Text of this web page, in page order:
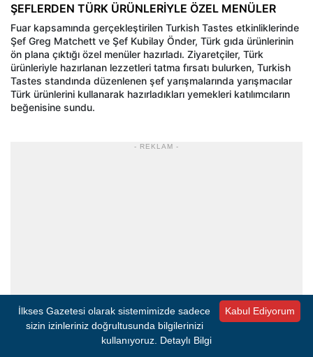
ŞEFLERDEN TÜRK ÜRÜNLERİYLE ÖZEL MENÜLER
Fuar kapsamında gerçekleştirilen Turkish Tastes etkinliklerinde
Şef Greg Matchett ve Şef Kubilay Önder, Türk gıda ürünlerinin
ön plana çıktığı özel menüler hazırladı. Ziyaretçiler, Türk
ürünleriyle hazırlanan lezzetleri tatma fırsatı bulurken, Turkish
Tastes standında düzenlenen şef yarışmalarında yarışmacılar
Türk ürünlerini kullanarak hazırladıkları yemekleri katılımcıların
beğenisine sundu.
- REKLAM -
Kabul Ediyorum
İlkses Gazetesi olarak sistemimizde sadece
sizin izinleriniz doğrultusunda bilgilerinizi
kullanıyoruz. Detaylı Bilgi